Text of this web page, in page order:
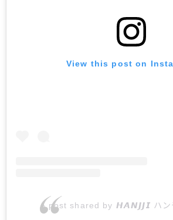
View this post on
A post shared by 𝙃𝘼𝙉𝙅𝙅𝙄 ハン